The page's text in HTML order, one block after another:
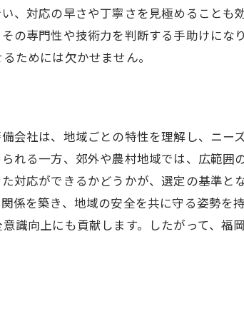
社を選ぶ
たらす変化
底分析
みを比較
の違い
とは
対応の早さや丁寧さを見極めることも
の専門性や技術力を判断する手助けにな
ためには欠かせません。
会社は、地域ごとの特性を理解し、ニー
れる一方、郊外や農村地域では、広範囲
対応ができるかどうかが、選定の基準と
係を築き、地域の安全を共に守る姿勢を
識向上にも貢献します。したがって、福